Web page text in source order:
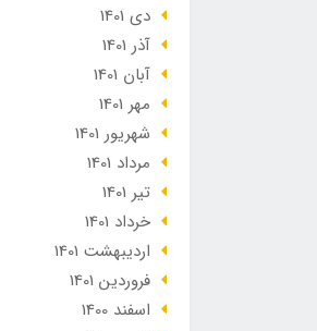
دی 1401
آذر 1401
آبان 1401
مهر 1401
شهریور 1401
مرداد 1401
تير 1401
خرداد 1401
ارديبهشت 1401
فروردین 1401
اسفند 1400